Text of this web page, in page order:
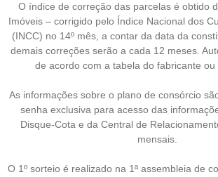
O índice de correção das parcelas é obtido
Imóveis – corrigido pelo Índice Nacional dos
(INCC) no 14º mês, a contar da data da
demais correções serão a cada 12 meses.
de acordo com a tabela do fabricante ou
As informações sobre o plano de consórcio
senha exclusiva para acesso das
Disque-Cota e da Central de
mensais.
O 1º sorteio é realizado na 1ª assembleia de